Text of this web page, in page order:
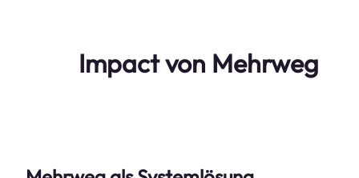
Impact von Mehrweg